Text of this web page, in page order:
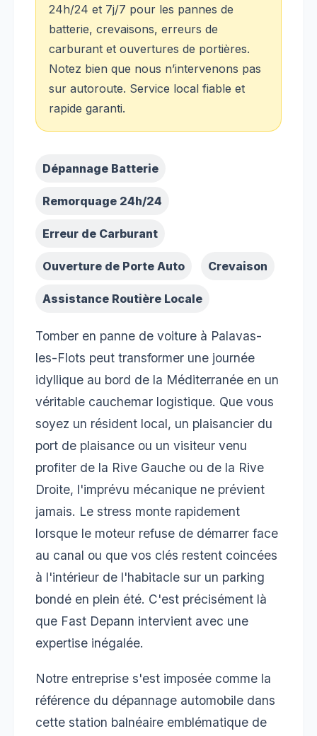
24h/24 et 7j/7 pour les pannes de
batterie, crevaisons, erreurs de
carburant et ouvertures de portières.
Notez bien que nous n’intervenons pas
sur autoroute. Service local fiable et
rapide garanti.
Dépannage Batterie
Remorquage 24h/24
Erreur de Carburant
Ouverture de Porte Auto Crevaison
Assistance Routière Locale
Tomber en panne de voiture à Palavas-
les-Flots peut transformer une journée
idyllique au bord de la Méditerranée en un
véritable cauchemar logistique. Que vous
soyez un résident local, un plaisancier du
port de plaisance ou un visiteur venu
profiter de la Rive Gauche ou de la Rive
Droite, l'imprévu mécanique ne prévient
jamais. Le stress monte rapidement
lorsque le moteur refuse de démarrer face
au canal ou que vos clés restent coincées
à l'intérieur de l'habitacle sur un parking
bondé en plein été. C'est précisément là
que Fast Depann intervient avec une
expertise inégalée.
Notre entreprise s'est imposée comme la
référence du dépannage automobile dans
cette station balnéaire emblématique de